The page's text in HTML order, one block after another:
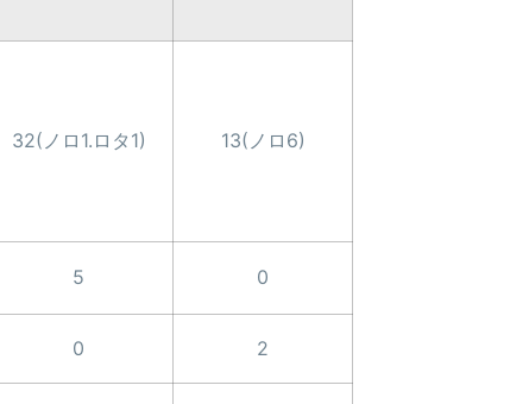
32(ノロ1.ロタ1) 13(ノロ6)
5 0
0 2